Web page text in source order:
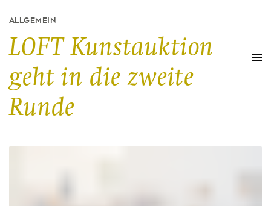
ALLGEMEIN
LOFT Kunstauktion
geht in die zweite
Runde